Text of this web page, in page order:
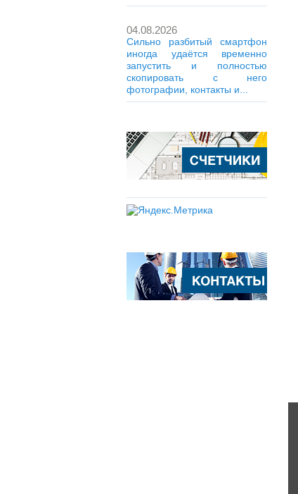
04.08.2026
Сильно разбитый смартфон
иногда удаётся временно
запустить и полностью
скопировать с него
фотографии, контакты и...